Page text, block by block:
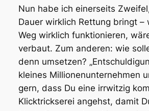
Nun habe ich einerseits
Dauer wirklich Rettung bringt –
Weg wirklich funktionieren,
verbaut. Zum anderen: wie
denn umsetzen?
kleines Millionenunternehmen
gern, dass Du eine irrwitzig
Klicktrickserei angehst, damit